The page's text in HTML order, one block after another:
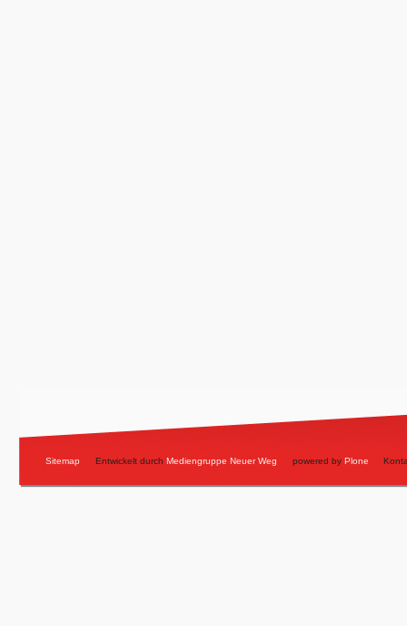
Sitemap Entwickelt durch Mediengruppe Neuer Weg powered by Plone